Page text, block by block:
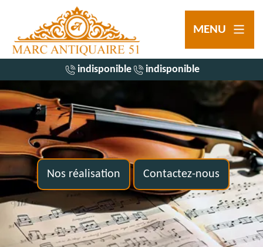
MENU
indisponible indisponible
Nos réalisation Contactez-nous